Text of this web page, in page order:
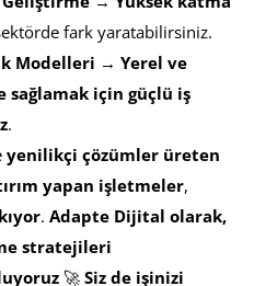
fark yaratabilirsiniz.
Modelleri → Yerel ve
sağlamak için güçlü iş
.
yenilikçi çözümler üreten
yapan işletmeler,
. Adapte Dijital olarak,
stratejileri
🚀 Siz de işinizi